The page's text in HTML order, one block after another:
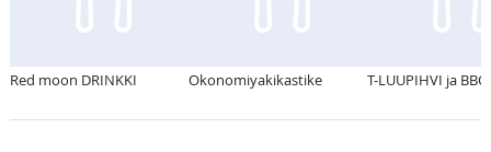
Red moon DRINKKI Okonomiyakikastike T-LUUPIHVI ja BBQ